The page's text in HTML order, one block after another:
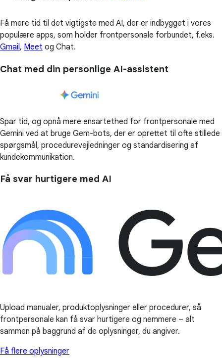
Få mere tid til det vigtigste med AI, der er indbygget i vores
populære apps, som holder frontpersonale forbundet, f.eks.
Gmail, Meet og Chat.
Chat med din personlige AI-assistent
Spar tid, og opnå mere ensartethed for frontpersonale med
Gemini ved at bruge Gem-bots, der er oprettet til ofte stillede
spørgsmål, procedurevejledninger og standardisering af
kundekommunikation.
Få svar hurtigere med AI
Upload manualer, produktoplysninger eller procedurer, så
frontpersonale kan få svar hurtigere og nemmere – alt
sammen på baggrund af de oplysninger, du angiver.
Få flere oplysninger